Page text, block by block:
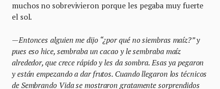
muchos no sobrevivieron porque les pegaba muy fuerte
el sol.
—Entonces alguien me dijo “¿por qué no siembras maíz?” y
pues eso hice, sembraba un cacao y le sembraba maíz
alrededor, que crece rápido y les da sombra. Esas ya pegaron
y están empezando a dar frutos. Cuando llegaron los técnicos
de Sembrando Vida se mostraron gratamente sorprendidos